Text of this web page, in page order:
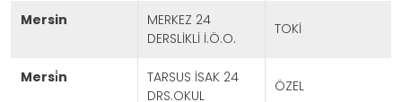
Projeleri Görmek İçin Tıklayınız
mersin
MERKEZ 24
DERSLİKLİ İ.Ö.O.
TOKİ
mersi̇n
TARSUS İSAK 24
DRS.OKUL
ÖZEL